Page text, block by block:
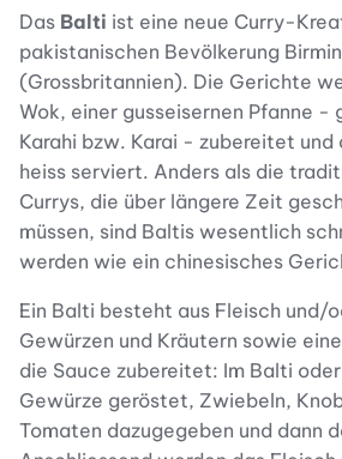
Das Balti ist eine neue Curry-
pakistanischen Bevölkerung
(Grossbritannien). Die Gerichte
Wok, einer gusseisernen Pfanne -
Karahi bzw. Karai - zubereitet und
heiss serviert. Anders als die
Currys, die über längere Zeit
müssen, sind Baltis wesentlich
werden wie ein chinesisches
Ein Balti besteht aus Fleisch und/
Gewürzen und Kräutern sowie
die Sauce zubereitet: Im Balti
Gewürze geröstet, Zwiebeln,
Tomaten dazugegeben und dann